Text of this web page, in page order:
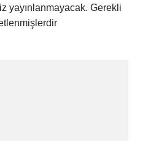
yayınlanmayacak. Gerekli